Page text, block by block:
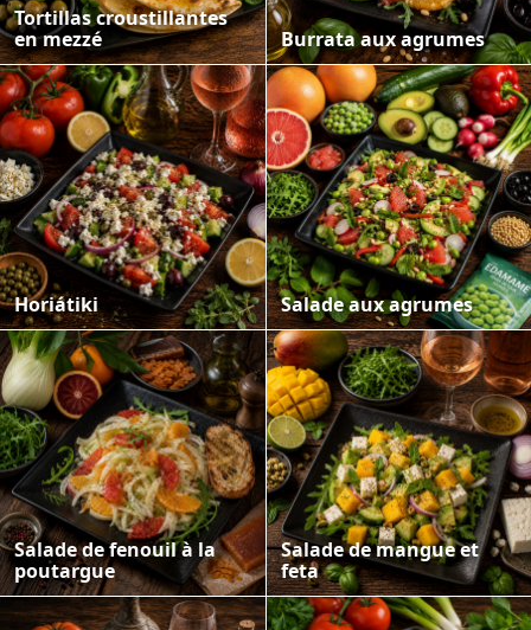
Tortillas croustillantes
en mezzé
Burrata aux agrumes
Horiátiki Salade aux agrumes
Salade de fenouil à la
poutargue
Salade de mangue et
feta